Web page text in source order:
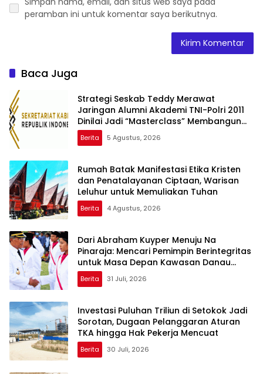
peramban ini untuk komentar saya berikutnya.
Baca Juga
Strategi Seskab Teddy Merawat
Jaringan Alumni Akademi TNI-Polri 2011
Dinilai Jadi “Masterclass” Membangun
Loyalitas
Berita 5 Agustus, 2026
Rumah Batak Manifestasi Etika Kristen
dan Penatalayanan Ciptaan, Warisan
Leluhur untuk Memuliakan Tuhan
Berita 4 Agustus, 2026
Dari Abraham Kuyper Menuju Na
Pinaraja: Mencari Pemimpin Berintegritas
untuk Masa Depan Kawasan Danau
Toba
Berita 31 Juli, 2026
Investasi Puluhan Triliun di Setokok Jadi
Sorotan, Dugaan Pelanggaran Aturan
TKA hingga Hak Pekerja Mencuat
Berita 30 Juli, 2026